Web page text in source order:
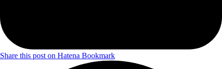
Share this post on Hatena Bookmark